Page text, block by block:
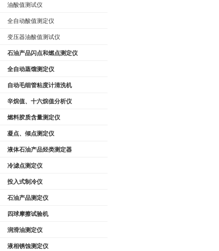
油酸值测试仪
全自动酸值测定仪
变压器油酸值测试仪
石油产品闪点和燃点测定仪
全自动蒸馏测定仪
自动毛细管粘度计清洗机
辛烷值、十六烷值分析仪
燃料胶质含量测定仪
凝点、倾点测定仪
液体石油产品烃类测定器
冷滤点测定仪
投入式制冷仪
石油产品测定仪
四球摩擦试验机
润滑油测定仪
液相锈蚀测定仪